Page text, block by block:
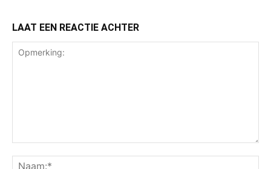
LAAT EEN REACTIE ACHTER